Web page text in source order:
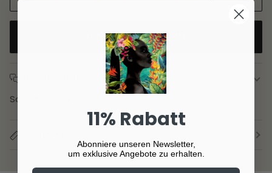
JETZT ZUM CHECKOUT
Solo: A Star Wars Story Poster Sepia Montage
11% Rabatt
Abonniere unseren Newsletter,
um exklusive Angebote zu erhalten.